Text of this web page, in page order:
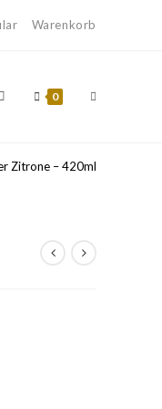
Warenkorb
0
Zitrone – 420ml